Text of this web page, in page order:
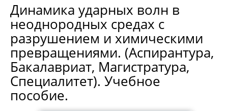
Динамика ударных волн в
неоднородных средах с
разрушением и химическими
превращениями. (Аспирантура,
Бакалавриат, Магистратура,
Специалитет). Учебное
пособие.